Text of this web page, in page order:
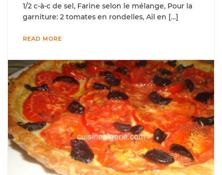
1/2 c-à-c de sel, Farine selon le mélange, Pour la
garniture: 2 tomates en rondelles, Ail en […]
READ MORE